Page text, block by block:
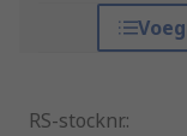
RS-stocknr.: